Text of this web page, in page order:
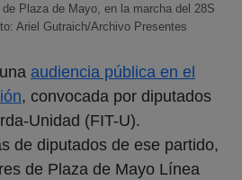
Plaza de Mayo, en la marcha del 28S
Ariel Gutraich/Archivo Presentes
audiencia pública en el
, convocada por diputados
Unidad (FIT-U).
de diputados de ese partido,
de Plaza de Mayo Línea